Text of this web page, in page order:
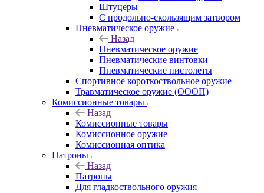
Штуцеры
С продольно-скользящим затвором
Пневматическое оружие
Назад
Пневматическое оружие
Пневматические винтовки
Пневматические пистолеты
Спортивное короткоствольное оружие
Травматическое оружие (ОООП)
Комиссионные товары
Назад
Комиссионные товары
Комиссионное оружие
Комиссионная оптика
Патроны
Назад
Патроны
Для гладкоствольного оружия